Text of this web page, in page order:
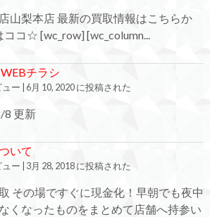
山梨本店 最新の買取情報はこちらか
ココ☆ [wc_row] [wc_column...
チラシ
ー 6月 10, 2020 に投稿された
8 更新
いて
ー 3月 28, 2018 に投稿された
その場ですぐに現金化！早朝でも夜中
くなったものをまとめて店舗へ持参い